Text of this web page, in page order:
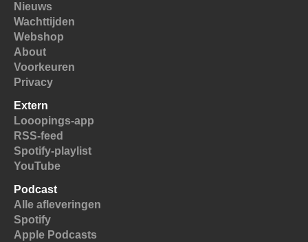
Nieuws
Wachttijden
Webshop
About
Voorkeuren
Privacy
Extern
Looopings-app
RSS-feed
Spotify-playlist
YouTube
Podcast
Alle afleveringen
Spotify
Apple Podcasts